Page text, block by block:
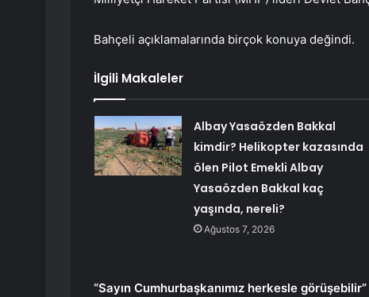
Bahçeli açıklamalarında birçok konuya değindi.
İlgili Makaleler
Albay Yasaözden Bakkal
kimdir? Helikopter kazasında
ölen Pilot Emekli Albay
Yasaözden Bakkal kaç
yaşında, nereli?
Ağustos 7, 2026
“Sayın Cumhurbaşkanımız herkesle görüşebilir”